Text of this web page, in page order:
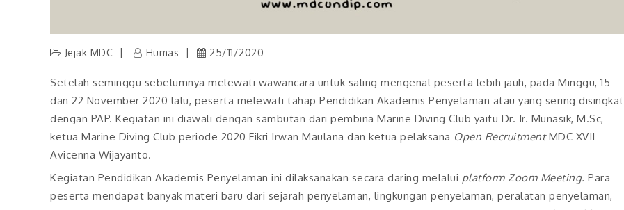
Jejak MDC Humas 25/11/2020
Setelah seminggu sebelumnya melewati wawancara untuk saling mengenal peserta lebih jauh, pada Minggu, 15
dan 22 November 2020 lalu, peserta melewati tahap Pendidikan Akademis Penyelaman atau yang sering disingkat
dengan PAP. Kegiatan ini diawali dengan sambutan dari pembina Marine Diving Club yaitu Dr. Ir. Munasik, M.Sc,
ketua Marine Diving Club periode 2020 Fikri Irwan Maulana dan ketua pelaksana Open RecruitmentMDC XVII
Avicenna Wijayanto.
Kegiatan Pendidikan Akademis Penyelaman ini dilaksanakan secara daring melalui platform Zoom Meeting. Para
peserta mendapat banyak materi baru dari sejarah penyelaman, lingkungan penyelaman, peralatan penyelaman,